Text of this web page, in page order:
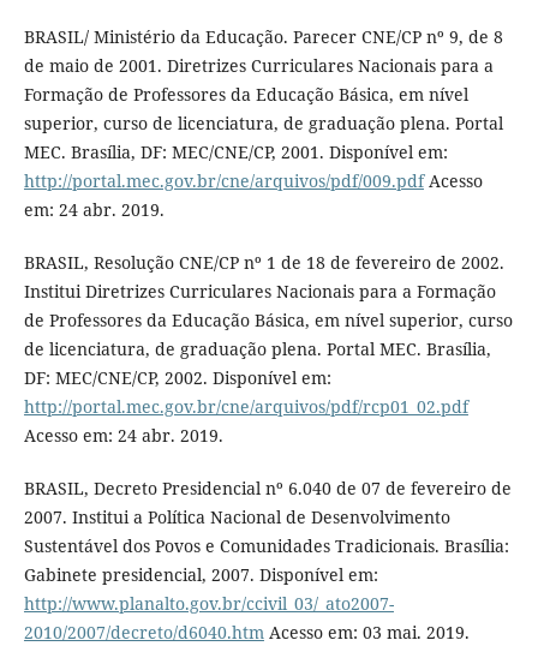
BRASIL/ Ministério da Educação. Parecer CNE/CP nº 9, de 8
de maio de 2001. Diretrizes Curriculares Nacionais para a
Formação de Professores da Educação Básica, em nível
superior, curso de licenciatura, de graduação plena. Portal
MEC. Brasília, DF: MEC/CNE/CP, 2001. Disponível em:
http://portal.mec.gov.br/cne/arquivos/pdf/009.pdfAcesso
em: 24 abr. 2019.
BRASIL, Resolução CNE/CP nº 1 de 18 de fevereiro de 2002.
Institui Diretrizes Curriculares Nacionais para a Formação
de Professores da Educação Básica, em nível superior, curso
de licenciatura, de graduação plena. Portal MEC. Brasília,
DF: MEC/CNE/CP, 2002. Disponível em:
http://portal.mec.gov.br/cne/arquivos/pdf/rcp01_02.pdf
Acesso em: 24 abr. 2019.
BRASIL, Decreto Presidencial nº 6.040 de 07 de fevereiro de
2007. Institui a Política Nacional de Desenvolvimento
Sustentável dos Povos e Comunidades Tradicionais. Brasília:
Gabinete presidencial, 2007. Disponível em:
http://www.planalto.gov.br/ccivil_03/_ato2007-
2010/2007/decreto/d6040.htmAcesso em: 03 mai. 2019.